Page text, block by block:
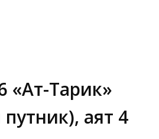
«Ат-Тарик»
аят 4